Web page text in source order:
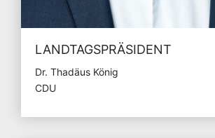
LANDTAGSPRÄSIDENT
Dr. Thadäus König
CDU